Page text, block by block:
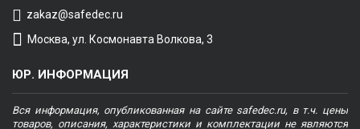
zakaz@safedec.ru
Москва, ул. Космонавта Волкова, 3
ЮР. ИНФОРМАЦИЯ
Вся информация, опубликованная на сайте safedec.ru, в т.ч. цены
товаров, описания, характеристики и комплектации не являются